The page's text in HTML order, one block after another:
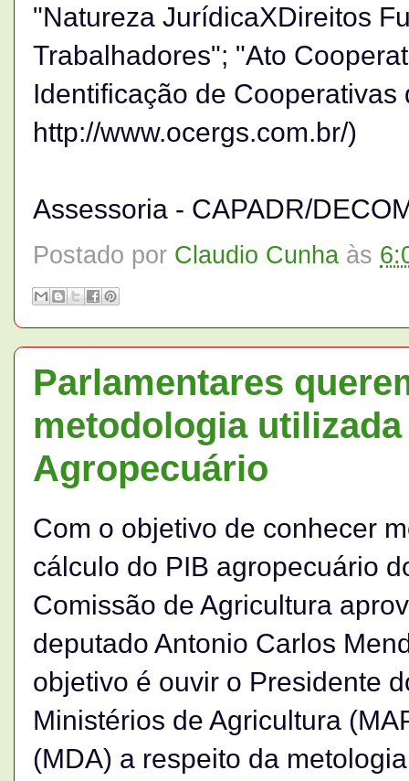
"Natureza JurídicaXDireitos
Trabalhadores"; "Ato
Identificação de Cooperativas
http://www.ocergs.com.br/)
Assessoria - CAPADR/
Postado por Claudio Cunha às
Parlamentares
metodologia
Agropecuário
Com o objetivo de conhecer
cálculo do PIB agropecuário
Comissão de Agricultura
deputado Antonio Carlos
objetivo é ouvir o Presidente
Ministérios de Agricultura
(MDA) a respeito da